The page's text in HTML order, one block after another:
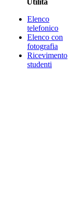
Utilità
Elenco
telefonico
Elenco con
fotografia
Ricevimento
studenti